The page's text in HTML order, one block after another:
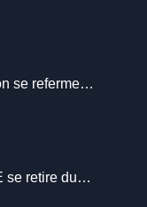
se referme…
se retire du…